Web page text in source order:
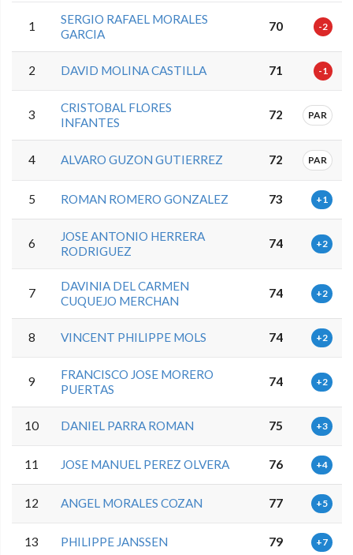
1
SERGIO RAFAEL MORALES
GARCIA
70 -2
2 DAVID MOLINA CASTILLA 71 -1
3
CRISTOBAL FLORES
INFANTES
72 PAR
4 ALVARO GUZON GUTIERREZ 72 PAR
5 ROMAN ROMERO GONZALEZ 73 +1
6
JOSE ANTONIO HERRERA
RODRIGUEZ
74 +2
7
DAVINIA DEL CARMEN
CUQUEJO MERCHAN
74 +2
8 VINCENT PHILIPPE MOLS 74 +2
9
FRANCISCO JOSE MORERO
PUERTAS
74 +2
10 DANIEL PARRA ROMAN 75 +3
11 JOSE MANUEL PEREZ OLVERA 76 +4
12 ANGEL MORALES COZAN 77 +5
13 PHILIPPE JANSSEN 79 +7